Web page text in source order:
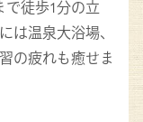
で徒歩1分の立
は温泉大浴場、
の疲れも癒せま